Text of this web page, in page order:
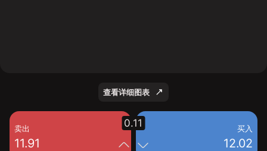
查看详细图表
卖出
11.91
买入
12.02
0.11